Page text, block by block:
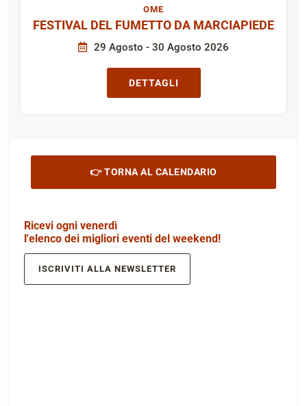
OME
FESTIVAL DEL FUMETTO DA MARCIAPIEDE
29 Agosto - 30 Agosto 2026
DETTAGLI
👉 TORNA AL CALENDARIO
Ricevi ogni venerdì
l'elenco dei migliori eventi del weekend!
ISCRIVITI ALLA NEWSLETTER